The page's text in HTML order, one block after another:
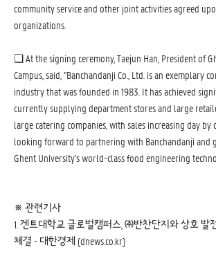
community service and other joint activities agreed
organizations.
❏ At the signing ceremony, Taejun Han, President of
Campus, said, "Banchandanji Co., Ltd. is an exemplary
industry that was founded in 1983. It has achieved
currently supplying department stores and large
large catering companies, with sales increasing day by
looking forward to partnering with Banchandanji and
Ghent University's world-class food engineering
※ 관련기사
1.겐트대학교 글로벌캠퍼스, ㈜반찬단지와 상호 발
체결 - 대한경제 (dnews.co.kr)